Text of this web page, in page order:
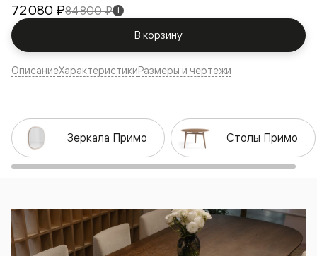
72 080 ₽84 800 ₽ i
В корзину
ОписаниеХарактеристикиРазмеры и чертежи
Зеркала Примо Столы Примо